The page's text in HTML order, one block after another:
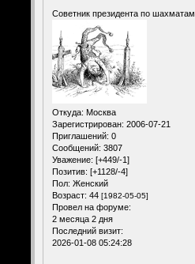
Советник президента по шахматам
Откуда: Москва
Зарегистрирован: 2006-07-21
Приглашений: 0
Сообщений: 3807
Уважение: [+449/-1]
Позитив: [+1128/-4]
Пол: Женский
Возраст: 44 [1982-05-05]
Провел на форуме:
2 месяца 2 дня
Последний визит:
2026-01-08 05:24:28